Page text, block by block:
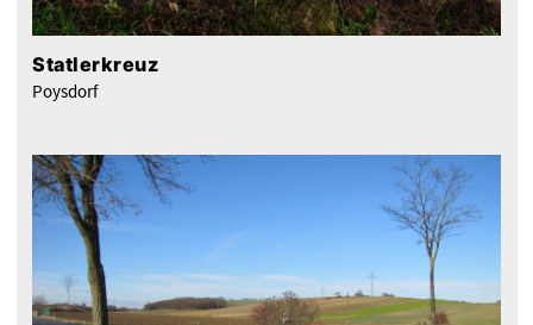
Statlerkreuz
Poysdorf